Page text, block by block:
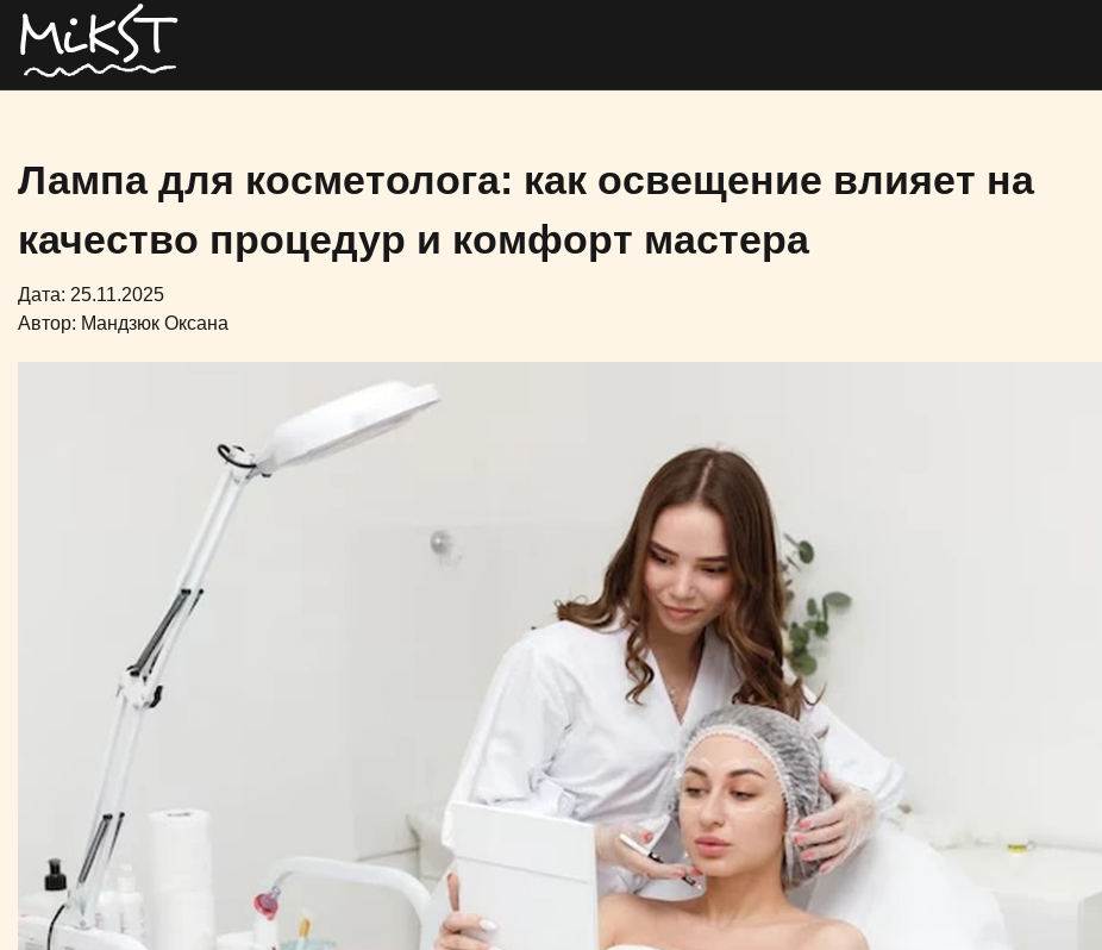
Лампа для косметолога: как освещение влияет на
качество процедур и комфорт мастера
Дата: 25.11.2025
Автор: Мандзюк Оксана